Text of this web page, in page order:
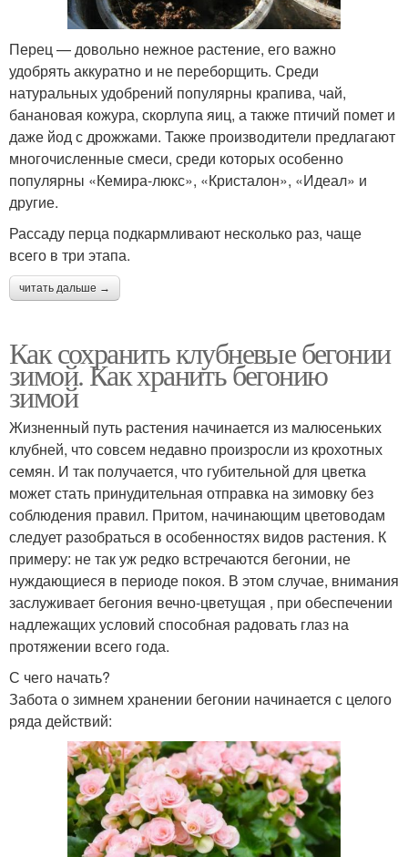
Перец — довольно нежное растение, его важно
удобрять аккуратно и не переборщить. Среди
натуральных удобрений популярны крапива, чай,
банановая кожура, скорлупа яиц, а также птичий помет и
даже йод с дрожжами. Также производители предлагают
многочисленные смеси, среди которых особенно
популярны «Кемира-люкс», «Кристалон», «Идеал» и
другие.
Рассаду перца подкармливают несколько раз, чаще
всего в три этапа.
читать дальше →
Как сохранить клубневые бегонии
зимой. Как хранить бегонию
зимой
Жизненный путь растения начинается из малюсеньких
клубней, что совсем недавно произросли из крохотных
семян. И так получается, что губительной для цветка
может стать принудительная отправка на зимовку без
соблюдения правил. Притом, начинающим цветоводам
следует разобраться в особенностях видов растения. К
примеру: не так уж редко встречаются бегонии, не
нуждающиеся в периоде покоя. В этом случае, внимания
заслуживает бегония вечно-цветущая , при обеспечении
надлежащих условий способная радовать глаз на
протяжении всего года.
С чего начать?
Забота о зимнем хранении бегонии начинается с целого
ряда действий: